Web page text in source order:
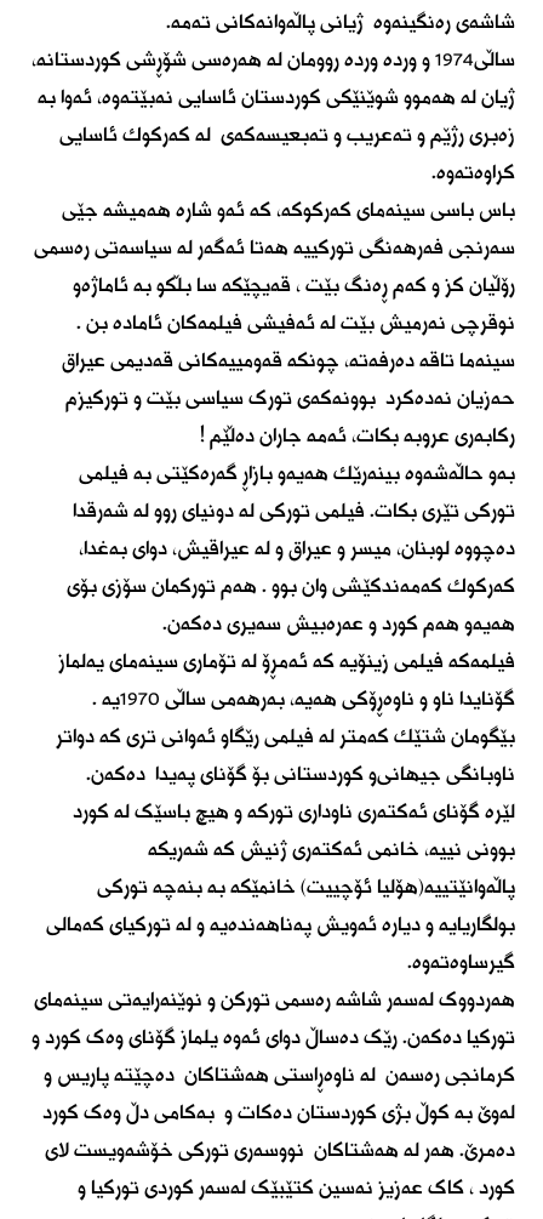
شاشەی رەنگینەوە ژیانی پاڵەوانەکانی تەمە.
ساڵی1974 و وردە وردە روومان لە هەرەسی شۆڕشی كوردستانە،
ژیان لە هەموو شوێنێكی كوردستان ئاسایی نەبێتەوە، ئەوا بە
زەبری رژێم و تەعریب و تەبعیسەکەی لە كەركوك ئاسایی
كراوەتەوە.
باس باسی سینەمای كەركوكە، كە ئەو شارە هەمیشە جێی
سەرنجی فەرهەنگی توركییە هەتا ئەگەر لە سیاسەتی رەسمی
رۆڵیان کز و کەم ڕەنگ بێت ، قەیچێکە سا بڵکو بە ئاماژەو
نوقرچی نەرمیش بێت لە ئەفیشی فیلمەکان ئامادە بن .
سینەما تاقە دەرفەتە، چونکە قەومییەكانی قەدیمی عیراق
حەزیان نەدەکرد بوونەكەی تورک سیاسی بێت و توركیزم
ركابەری عروبە بكات، ئەمە جاران دەڵێم !
بەو حاڵەشەوە بینەرێك هەیەو بازاڕ گەرەكێتی بە فیلمی
توركی تێری بكات. فیلمی توركی لە دونیای روو لە شەرقدا
دەچووە لوبنان، میسر و عیراق و لە عیراقیش، دوای بەغدا،
كەركوك کەمەندکێشی وان بوو . هەم توركمان سۆزی بۆی
هەیەو هەم كورد و عەرەبیش سەیری دەكەن.
فیلمەكە فیلمی زینۆیە كە ئەمڕۆ لە تۆماری سینەمای یەلماز
گۆنایدا ناو و ناوەڕۆكی هەیە، بەرهەمی ساڵی ١٩٧٠یە .
بێگومان شتێك كەمتر لە فیلمی رێگاو ئەوانی تری كە دواتر
ناوبانگی جیهانی‌و كوردستانی بۆ گۆنای پەیدا دەکەن.
لێرە گۆنای ئەکتەری ناوداری تورکە و هیچ باسێک لە کورد
بوونی نییە، خانمی ئەکتەری ژنیش کە شەریکە
پاڵەوانێتییە(هۆلیا ئۆچییت) خانمێکە بە بنەچە تورکی
بولگاریایە و دیارە ئەویش پەناهەندەیە و لە تورکیای کەمالی
گیرساوەتەوە.
هەردووک لەسەر شاشە رەسمی تورکن و نوێنەرایەتی سینەمای
تورکیا دەکەن. رێک دەساڵ دوای ئەوە یلماز گۆنای وەک کورد و
کرمانجی رەسەن لە ناوەڕاستی هەشتاکان دەچێتە پاریس و
لەوێ بە کوڵ بژی کوردستان دەکات و بەکامی دڵ وەک کورد
دەمرێ. هەر لە هەشتاکان نووسەری تورکی خۆشەویست لای
کورد ، کاک عەزیز نەسین کتێبێک لەسەر کوردی تورکیا و